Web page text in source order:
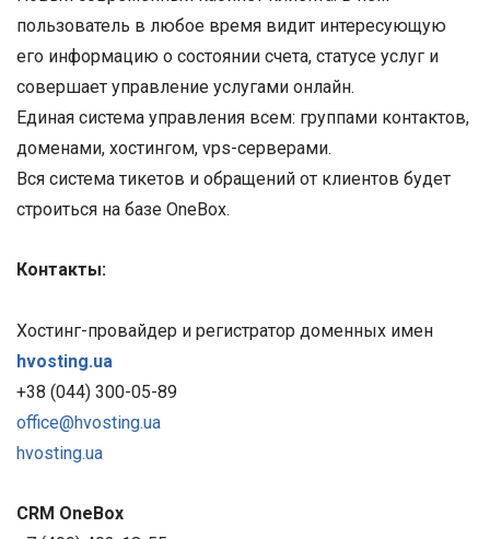
пользователь в любое время видит интересующую
его информацию о состоянии счета, статусе услуг и
совершает управление услугами онлайн.
Единая система управления всем: группами контактов,
доменами, хостингом, vps-серверами.
Вся система тикетов и обращений от клиентов будет
строиться на базе OneBox.
Контакты:
Хостинг-провайдер и регистратор доменных имен
hvosting.ua
+38 (044) 300-05-89
office@hvosting.ua
hvosting.ua
CRM OneBox